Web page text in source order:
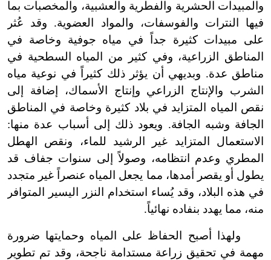
والمبيدات الحشرية والفطرية والعشبية، والمخصبات بما
فيها النترات والفوسفات، والمواد العضوية. وقد عُثر
على مبيدات كثيرة جداً في مياه جوفية وخاصة في
المناطق الزراعية، وفي كثير من المياه السطحية في
مناطق عدة. وبديهي أن يؤثر ذلك كثيراً في نوعية مياه
الشرب والإنتاج الزراعي وإنتاج الأسماك، إضافة إلى
نقص المياه المتزايد في بلاد كثيرة وخاصة في المناطق
الجافة وشبه الجافة. ويعود ذلك إلى أسباب عدة منها:
الاستعمال المتزايد غير الرشيد للماء، ونقص الهطل
المطري وعدم انتظامه، وصولاً إلى سنوات جفاف قد
يطول أو يقصر أمدها، مما يجعل المياه عنصراً غير متجدد
في هذه البلاد، وقد يُساء استخدام النزر اليسير المتوافر
منه، مما يهدد بنفاده نهائياً.
ولهذا أصبح الحفاظ على المياه وحمايتها ضرورة
مهمة في تحقيق زراعة مستدامة ناجحة، وقد تم تطوير